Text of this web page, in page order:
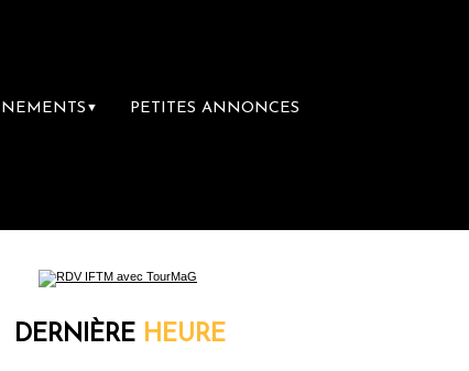
▼ PETITES ANNONCES
librairie du voyage
DERNIÈRE HEURE